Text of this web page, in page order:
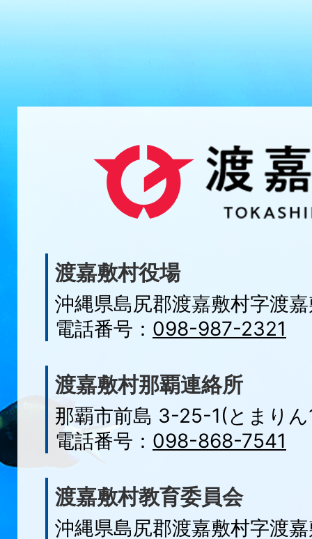
渡嘉敷村役場
沖縄県島尻郡渡嘉敷村字渡
電話番号： 098-987-2321
渡嘉敷村那覇連絡所
那覇市前島 3-25-1(とまりん
電話番号： 098-868-7541
渡嘉敷村教育委員会
沖縄県島尻郡渡嘉敷村字渡